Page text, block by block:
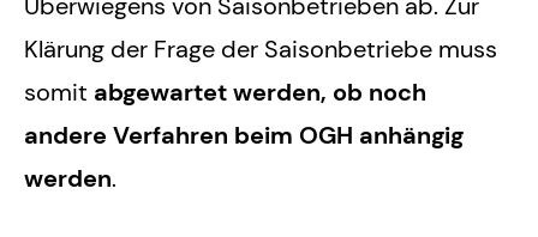
Klärung der Frage der Saisonbetriebe muss
somit abgewartet werden, ob noch
andere Verfahren beim OGH anhängig
werden.